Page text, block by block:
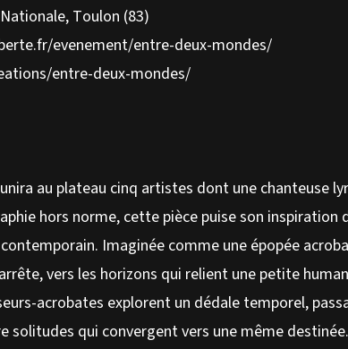
Toulon (83)
evenement/entre-deux-mondes/
entre-deux-mondes/
au plateau cinq artistes dont une chanteuse
hors norme, cette pièce puise son inspiration
Imaginée comme une épopée
vers les horizons qui relient une petite
acrobates explorent un dédale temporel,
solitudes qui convergent vers une même destinée.